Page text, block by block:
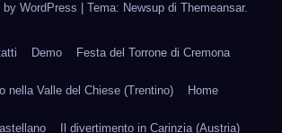
by WordPress Tema: Newsup di Themeansar.
Demo Festa del Torrone di Cremona
nella Valle del Chiese (Trentino) Home
Il divertimento in Carinzia (Austria)